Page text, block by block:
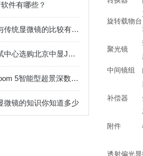
件有哪些？
材料显微镜与传统显微镜的比较有哪些优势？
国家地质测试中心选购北京中显JT-60煤岩显微分析系统
蔡司Smartzoom 5智能型超景深数码显微镜光电联用优势有哪些
微镜的知识你知道多少
旋转载物台
聚光镜
中间镜组
补偿器
附件
透射偏光